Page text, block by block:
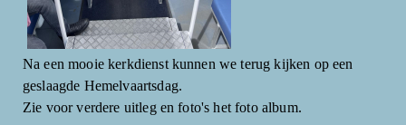
Na een mooie kerkdienst kunnen we terug kijken op een
geslaagde Hemelvaartsdag.
Zie voor verdere uitleg en foto's het foto album.